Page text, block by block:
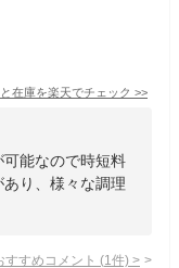
在庫を楽天でチェック >>
能なので時短料
り、様々な調理
すすめコメント (1 件) >